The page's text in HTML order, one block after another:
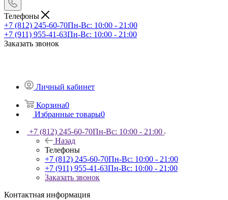
Телефоны
+7 (812) 245-60-70Пн-Вс: 10:00 - 21:00
+7 (911) 955-41-63Пн-Вс: 10:00 - 21:00
Заказать звонок
Личный кабинет
Корзина0
Избранные товары0
+7 (812) 245-60-70Пн-Вс: 10:00 - 21:00
Назад
Телефоны
+7 (812) 245-60-70Пн-Вс: 10:00 - 21:00
+7 (911) 955-41-63Пн-Вс: 10:00 - 21:00
Заказать звонок
Контактная информация